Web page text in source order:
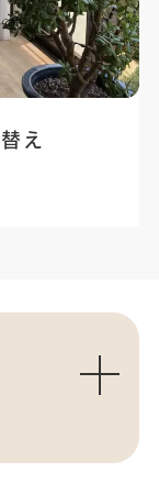
え